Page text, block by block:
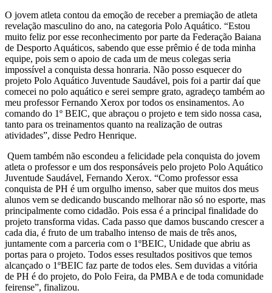
O jovem atleta contou da emoção de receber a premiação de atleta
revelação masculino do ano, na categoria Polo Aquático. “Estou
muito feliz por esse reconhecimento por parte da Federação Baiana
de Desporto Aquáticos, sabendo que esse prêmio é de toda minha
equipe, pois sem o apoio de cada um de meus colegas seria
impossível a conquista dessa honraria. Não posso esquecer do
projeto Polo Aquático Juventude Saudável, pois foi a partir daí que
comecei no polo aquático e serei sempre grato, agradeço também ao
meu professor Fernando Xerox por todos os ensinamentos. Ao
comando do 1º BEIC, que abraçou o projeto e tem sido nossa casa,
tanto para os treinamentos quanto na realização de outras
atividades”, disse Pedro Henrique.
Quem também não escondeu a felicidade pela conquista do jovem
atleta o professor e um dos responsáveis pelo projeto Polo Aquático
Juventude Saudável, Fernando Xerox. “Como professor essa
conquista de PH é um orgulho imenso, saber que muitos dos meus
alunos vem se dedicando buscando melhorar não só no esporte, mas
principalmente como cidadão. Pois essa é a principal finalidade do
projeto transforma vidas. Cada passo que damos buscando crescer a
cada dia, é fruto de um trabalho intenso de mais de três anos,
juntamente com a parceria com o 1ºBEIC, Unidade que abriu as
portas para o projeto. Todos esses resultados positivos que temos
alcançado o 1ºBEIC faz parte de todos eles. Sem duvidas a vitória
de PH é do projeto, do Polo Feira, da PMBA e de toda comunidade
feirense”, finalizou.